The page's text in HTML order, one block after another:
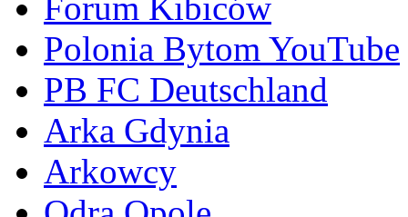
Polonia Bytom YouTube
PB FC Deutschland
Arka Gdynia
Arkowcy